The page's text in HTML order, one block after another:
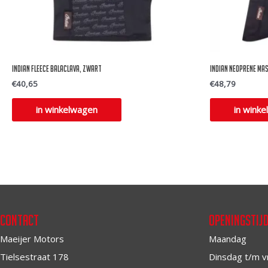
Indian Fleece balaclava, zwart
€40,65
in winkelwagen
Indian Neoprene
€48,79
in
Contact
Maeijer Motors
Tielsestraat 178
Maandag
Dinsdag t/m